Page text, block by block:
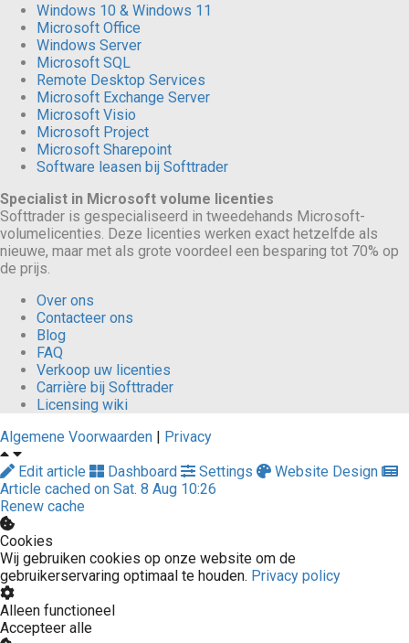
Windows 10 & Windows 11
Microsoft Office
Windows Server
Microsoft SQL
Remote Desktop Services
Microsoft Exchange Server
Microsoft Visio
Microsoft Project
Microsoft Sharepoint
Software leasen bij Softtrader
Specialist in Microsoft volume licenties
Softtrader is gespecialiseerd in tweedehands Microsoft-
volumelicenties. Deze licenties werken exact hetzelfde als
nieuwe, maar met als grote voordeel een besparing tot 70% op
de prijs.
Over ons
Contacteer ons
Blog
FAQ
Verkoop uw licenties
Carrière bij Softtrader
Licensing wiki
Algemene Voorwaarden | Privacy
Edit article
Dashboard Settings
Website Design
Article cached on Sat. 8 Aug 10:26
Renew cache
Cookies
Wij gebruiken cookies op onze website om de
gebruikerservaring optimaal te houden. Privacy policy
Alleen functioneel
Accepteer alle